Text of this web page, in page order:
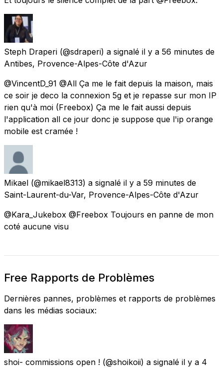
Steph Draperi (@sdraperi) a signalé il y a 56 minutes de
Antibes, Provence-Alpes-Côte d'Azur
@VincentD_91 @All Ça me le fait depuis la maison, mais
ce soir je deco la connexion 5g et je repasse sur mon IP
rien qu'à moi (Freebox) Ça me le fait aussi depuis
l'application all ce jour donc je suppose que l'ip orange
mobile est cramée !
Mikael (@mikael8313) a signalé il y a 59 minutes de
Saint-Laurent-du-Var, Provence-Alpes-Côte d'Azur
@Kara_Jukebox @Freebox Toujours en panne de mon
coté aucune visu
Free Rapports de Problèmes
Dernières pannes, problèmes et rapports de problèmes
dans les médias sociaux:
shoi- commissions open ! (@shoikoii) a signalé il y a 4